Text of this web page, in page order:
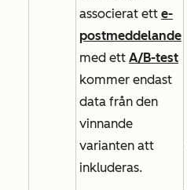
associerat ett e-
postmeddelande
med ett A/B-test
kommer endast
data från den
vinnande
varianten att
inkluderas.